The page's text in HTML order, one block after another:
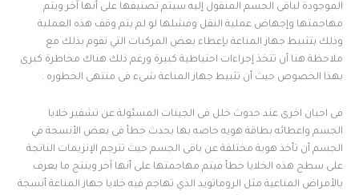
الموجودة لباقى الجسم المنقول إليه سيتم تصنيفها على أنها آخر ويتم
مهاجمتها وإجهاض عملية النقل وفشلها لو لم يتم وقف هذه العملية
وذلك بتثبيط جهاز المناعة بإعطاء بعض المركبات التي تقوم بذلك مع
ملاحظة هنا أن تتخذ إجراءات احتياطية كبيرة ورغم ذلك هناك مخاطرة كبرى
بهذا الخصوص حيث أن تثبيط جهاز المناعة شىء فى منتهى الخطوره .
فى احيان اخرى عند حدوث خلل فى الجينات المسئولة عن تشفير خلايا
الجسم واعطائه بطاقة هويه خاصه بها يحدث خطأ فى بعض الأنسجة في
الجسم أن تأخذ هوية مختلفة عن باقى الجسم حيث تترجم الإنزيمات الناتجة
على سطح هذه الخلايا خطأ فيتم مهاجمتها على أنها آخر وينتج ما يعرف
بالأمراض المناعية مثل الروماتويد الذي تهاجم فيه خلايا جهاز المناعة أنسجة